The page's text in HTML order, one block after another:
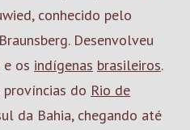
conhecido pelo
Desenvolveu
e os indígenas brasileiros.
províncias do Rio de
da Bahia, chegando até